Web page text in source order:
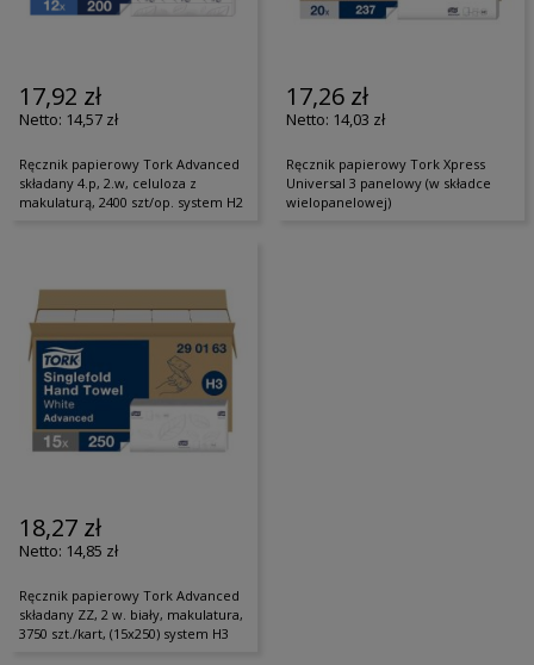
17,92 zł
14,57 zł
Ręcznik papierowy Tork Advanced
składany 4.p, 2.w, celuloza z
makulaturą, 2400 szt/op. system H2
17,26 zł
14,03 zł
Ręcznik papierowy Tork Xpress
Universal 3 panelowy (w składce
wielopanelowej)
18,27 zł
14,85 zł
Ręcznik papierowy Tork Advanced
składany ZZ, 2 w. biały, makulatura,
3750 szt./kart, (15x250) system H3